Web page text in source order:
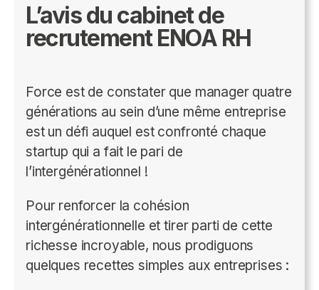
L’avis du cabinet de
recrutement ENOA RH
Force est de constater que manager quatre
générations au sein d’une même entreprise
est un défi auquel est confronté chaque
startup qui a fait le pari de
l’intergénérationnel !
Pour renforcer la cohésion
intergénérationnelle et tirer parti de cette
richesse incroyable, nous prodiguons
quelques recettes simples aux entreprises :